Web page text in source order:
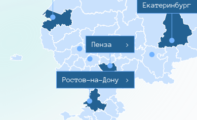
Ростов-на-Дону >
Пенза >
Екатеринбург